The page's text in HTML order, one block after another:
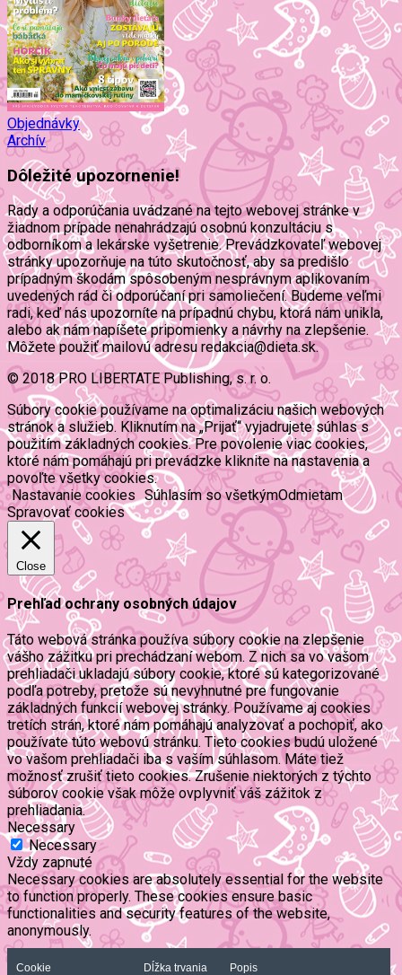
Objednávky
Archív
Dôležité upozornenie!
Rady a odporúčania uvádzané na tejto webovej stránke v
žiadnom prípade nenahrádzajú osobnú konzultáciu s
odborníkom a lekárske vyšetrenie. Prevádzkovateľ webovej
stránky upozorňuje na túto skutočnosť, aby sa predišlo
prípadným škodám spôsobeným nesprávnym aplikovaním
uvedených rád či odporúčaní pri samoliečení. Budeme veľmi
radi, keď nás upozorníte na prípadnú chybu, ktorá nám unikla,
alebo ak nám napíšete pripomienky a návrhy na zlepšenie.
Môžete použiť mailovú adresu redakcia@dieta.sk.
© 2018 PRO LIBERTATE Publishing, s. r. o.
Súbory cookie používame na optimalizáciu našich webových
stránok a služieb. Kliknutím na „Prijať“ vyjadrujete súhlas s
použitím základných cookies. Pre povolenie viac cookies,
ktoré nám pomáhajú pri prevádzke kliknite na nastavenia a
povoľte všetky cookies.
Nastavanie cookies Súhlasím so všetkýmOdmietam
Spravovať cookies
Close
Prehľad ochrany osobných údajov
Táto webová stránka používa súbory cookie na zlepšenie
vášho zážitku pri prechádzaní webom. Z nich sa vo vašom
prehliadači ukladajú súbory cookie, ktoré sú kategorizované
podľa potreby, pretože sú nevyhnutné pre fungovanie
základných funkcií webovej stránky. Používame aj cookies
tretích strán, ktoré nám pomáhajú analyzovať a pochopiť, ako
používate túto webovú stránku. Tieto cookies budú uložené
vo vašom prehliadači iba s vaším súhlasom. Máte tiež
možnosť zrušiť tieto cookies. Zrušenie niektorých z týchto
súborov cookie však môže ovplyvniť váš zážitok z
prehliadania.
Necessary
Necessary
Vždy zapnuté
Necessary cookies are absolutely essential for the website
to function properly. These cookies ensure basic
functionalities and security features of the website,
anonymously.
Cookie Dĺžka trvania Popis